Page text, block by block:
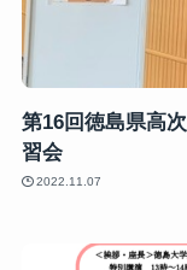
第16回徳島県高
習会
2022.11.07